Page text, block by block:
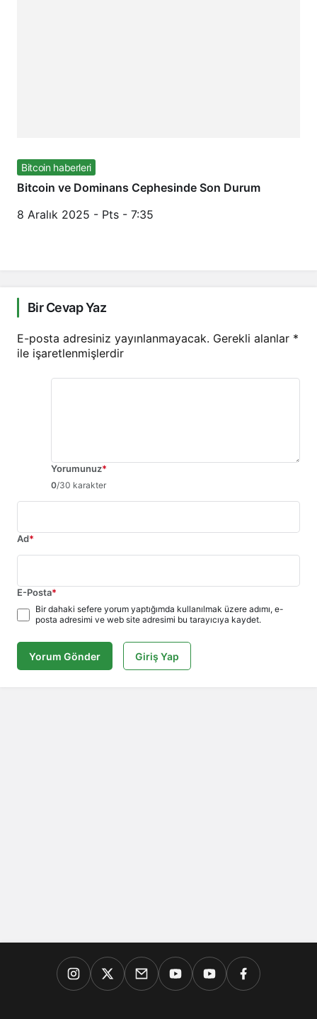
Bitcoin haberleri
Bitcoin ve Dominans Cephesinde Son Durum
8 Aralık 2025 - Pts - 7:35
Bir Cevap Yaz
E-posta adresiniz yayınlanmayacak. Gerekli alanlar *
ile işaretlenmişlerdir
Yorumunuz*
0/30 karakter
Ad*
E-Posta*
Bir dahaki sefere yorum yaptığımda kullanılmak üzere adımı, e-
posta adresimi ve web site adresimi bu tarayıcıya kaydet.
Yorum Gönder Giriş Yap